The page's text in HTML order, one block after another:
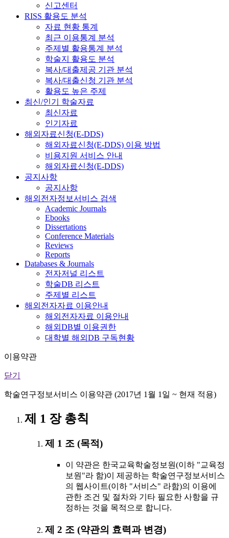
신고센터
RISS 활용도 분석
자료 현황 통계
최근 이용통계 분석
주제별 활용통계 분석
학술지 활용도 분석
복사/대출제공 기관 분석
복사/대출신청 기관 분석
활용도 높은 주제
최신/인기 학술자료
최신자료
인기자료
해외자료신청(E-DDS)
해외자료신청(E-DDS) 이용 방법
비용지원 서비스 안내
해외자료신청(E-DDS)
공지사항
공지사항
해외전자정보서비스 검색
Academic Journals
Ebooks
Dissertations
Conference Materials
Reviews
Reports
Databases & Journals
전자저널 리스트
학술DB 리스트
주제별 리스트
해외전자자료 이용안내
해외전자자료 이용안내
해외DB별 이용권한
대학별 해외DB 구독현황
이용약관
닫기
학술연구정보서비스 이용약관 (2017년 1월 1일 ~ 현재 적용)
제 1 장 총칙
제 1 조 (목적)
이 약관은 한국교육학술정보원(이하 "교육정
보원"라 함)이 제공하는 학술연구정보서비스
의 웹사이트(이하 "서비스" 라함)의 이용에
관한 조건 및 절차와 기타 필요한 사항을 규
정하는 것을 목적으로 합니다.
제 2 조 (약관의 효력과 변경)